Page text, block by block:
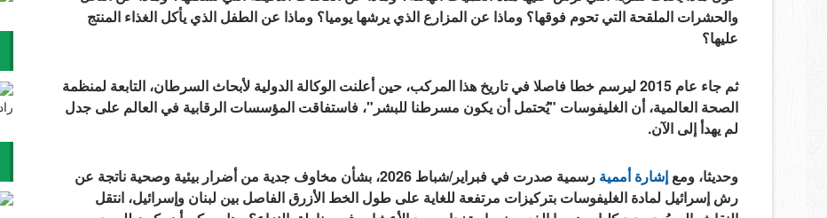
والحشرات الملقحة التي تحوم فوقها؟ وماذا عن المزارع الذي يرشها يوميا؟ وماذا عن الطفل الذي يأكل الغذاء المنتج
عليها؟
ثم جاء عام 2015 ليرسم خطا فاصلا في تاريخ هذا المركب، حين أعلنت الوكالة الدولية لأبحاث السرطان، التابعة لمنظمة
الصحة العالمية، أن الغليفوسات "يُحتمل أن يكون مسرطنا للبشر"، فاستفاقت المؤسسات الرقابية في العالم على جدل
لم يهدأ إلى الآن.
وحديثا، ومع إشارة أممية
رسمية صدرت في فبراير/شباط 2026، بشأن مخاوف جدية من أضرار بيئية وصحية ناتجة عن
رش إسرائيل لمادة الغليفوسات بتركيزات مرتفعة للغاية على طول الخط الأزرق الفاصل بين لبنان وإسرائيل، انتقل